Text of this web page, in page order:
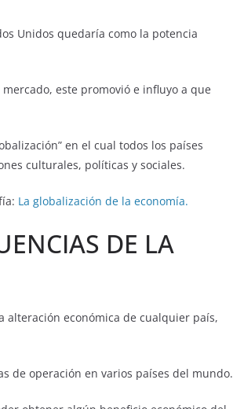
Unidos quedaría como la potencia
este promovió e influyo a que
en el cual todos los países
culturales, políticas y sociales.
La globalización de la economía.
DE LA
alteración económica de cualquier país,
de operación en varios países del mundo.